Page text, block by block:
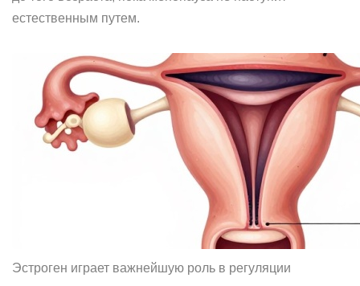
естественным путем.
Эстроген играет важнейшую роль в регуляции